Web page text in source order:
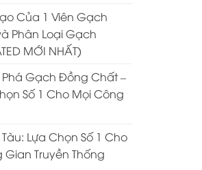
Của 1 Viên Gạch
Phân Loại Gạch
MỚI NHẤT)
Phá Gạch Đồng Chất –
Số 1 Cho Mọi Công
Lựa Chọn Số 1 Cho
Gian Truyền Thống